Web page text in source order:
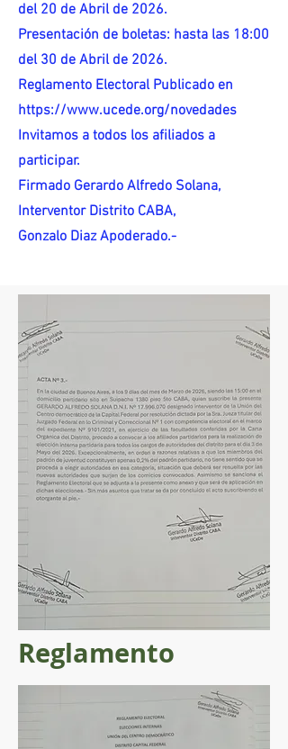
del 20 de Abril de 2026.
Presentación de boletas: hasta las 18:00
del 30 de Abril de 2026.
Reglamento Electoral Publicado en
https://www.ucede.org/novedades
Invitamos a todos los afiliados a
participar.
Firmado Gerardo Alfredo Solana,
Interventor Distrito CABA,
Gonzalo Diaz Apoderado.-
Reglamento